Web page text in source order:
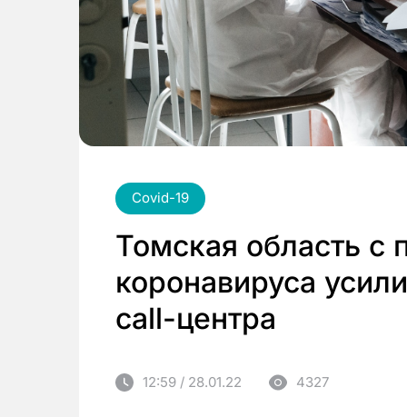
Covid-19
Томская область с
коронавируса
call-центра
12:59 / 28.01.22 4327